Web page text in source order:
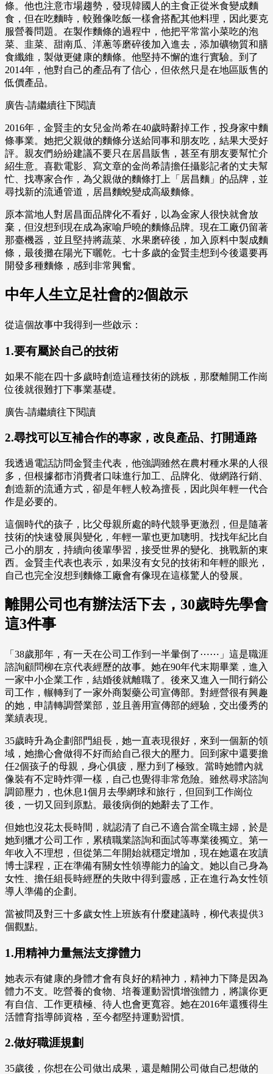
條。他也注意市場趨勢，發現韓國人的主食正從米食變成麵
食，但在吃麵時，較難像吃飯一樣會搭配其他料理，因此要克
服營養問題。在製作麵條的過程中，他把平常當小菜吃的泡
菜、韭菜、甜南瓜、洋蔥等磨碎後加入進去，添加礦物質和膳
食纖維，製做更健康的麵條。他堅持不懈的進行實驗。到了
2014年，他對自己的產品有了信心，但依然只是在地區販售的
低價產品。
廣告-請繼續往下閱讀
2016年，金賢圭的女兒金尚希在40歲時辭掉工作，投身家中麵
條事業。她把父親做的麵條分送給同事和朋友吃，結果大受好
評。親友們紛紛建議不要只在居昌販售，甚至有朋友要幫忙介
紹生意。喜歡電影、寫文章的金尚希請擔任攝影記者的丈夫幫
忙、找專家合作，為父親做的麵條打上「居昌麵」的品牌，並
尋找新的流通管道，居昌麵蛻變成高級麵條。
原本當地人對居昌面品牌化不看好，以為金家人很快就會放
棄，但沒想到現在成為家喻戶曉的麵條品牌。現在工廠仍留著
那臺機器，並且堅持將蔬菜、水果磨碎後，加入原料中製成麵
條，最後攤在陽光下曬乾。七十多歲的金賢圭想到今後還要再
開發多種麵條，感到非常興奮。
中年人生立足社會的2個啟示
從這個故事中我得到一些啟示：
1.要有屬於自己的技術
如果不能在四十多歲時創造這種技術的跳板，那麼離開工作崗
位後就很難打下事業基礎。
廣告-請繼續往下閱讀
2.尋找可以互補合作的專家，改良產品、打開通路
我透過電話訪問金賢圭代表，他強調雖然在農村種水果的人很
多，但根據都市消費者口味進行加工、品牌化、做網路行銷、
創造新的流通方式，卻是年輕人較為擅長，因此與年輕一代合
作是必要的。
這個時代的孩子，比父母親所處的時代競爭更激烈，但是隨著
技術的快速發展與變化，年輕一輩也更加聰明。找找年紀比自
己小的朋友，持續向後輩學習，接受世界的變化、挑戰新的東
西。金賢圭代表也表示，如果沒有女兒的技術和年輕的眼光，
自己也完全沒想到麵條工廠會有像現在這樣驚人的發展。
離開公司也有辦法活下去，30歲時先學會
這3件事
「38歲那年，有一天在公司工作到一半暈倒了⋯⋯」這是職涯
諮詢顧問柳在京代表經歷的故事。她在90年代末期畢業，進入
一家中小企業工作，結婚後就離職了。後來又進入一間行銷公
司工作，輾轉到了一家外商製藥公司宣傳部。對經營很有興趣
的她，申請轉調營業部，並且善用宣傳部的經驗，交出優秀的
業績表現。
35歲時升為企劃部門組長，她一直表現很好，來到一個新的領
域，她擔心會做得不好而給自己很大的壓力。回到家中還要擔
任2個孩子的母親，身心俱疲，壓力到了極致。當時她體內就
像裝有不定時炸彈一樣，自己也覺得非常危險。雖然尋求諮詢
調節壓力，也休息1個月去學網球和旅行，但回到工作崗位
後，一切又回到原點。最後病倒的她辭去了工作。
但她也沒花太長時間，就認清了自己不適合當全職主婦，於是
她到獵才公司工作，累積職業諮詢和面試等專業後獨立。第一
年收入不理想，但從第二年開始就穩定增加，現在她還在攻讀
博士課程，正在準備有關女性領導能力的論文。她以自己身為
女性、擔任組長時經歷的失敗中得到靈感，正在進行為女性領
導人準備的企劃。
當被問及對三十多歲女性上班族有什麼建議時，柳代表提供3
個觀點。
1.用精神力量無法支撐體力
她表示有健康的身體才會有良好的精神力，精神力下降是因為
體力不支。吃營養的食物、培養運動習慣增強體力，將讓你更
有自信、工作更積極、待人也會更寬容。她在2016年還獲得生
活體育指導師資格，至今都堅持運動習慣。
2.做好職涯規劃
35歲後，你想在公司做出成果，還是離開公司做自己想做的